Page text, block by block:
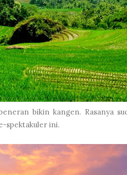
bikin kangen. Rasanya
spektakuler ini.